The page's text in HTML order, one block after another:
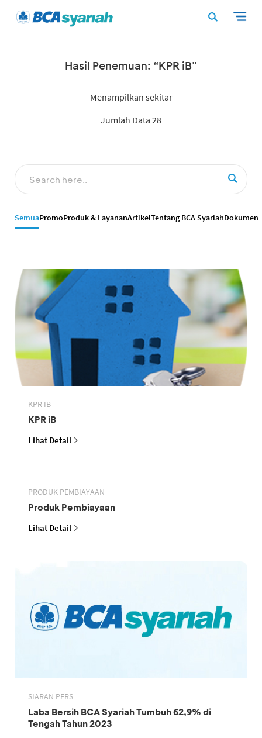
Hasil Penemuan: “KPR iB”
Menampilkan sekitar
Jumlah Data 28
SemuaPromoProduk & LayananArtikelTentang BCA SyariahDokumen
KPR IB
KPR iB
Lihat Detail
PRODUK PEMBIAYAAN
Produk Pembiayaan
Lihat Detail
SIARAN PERS
Laba Bersih BCA Syariah Tumbuh 62,9% di
Tengah Tahun 2023